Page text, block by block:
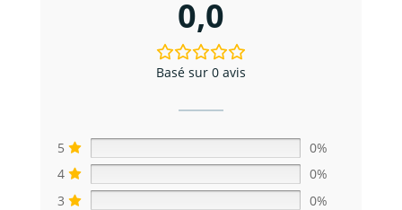
0,0
Basé sur 0 avis
5
0%
4
0%
3
0%